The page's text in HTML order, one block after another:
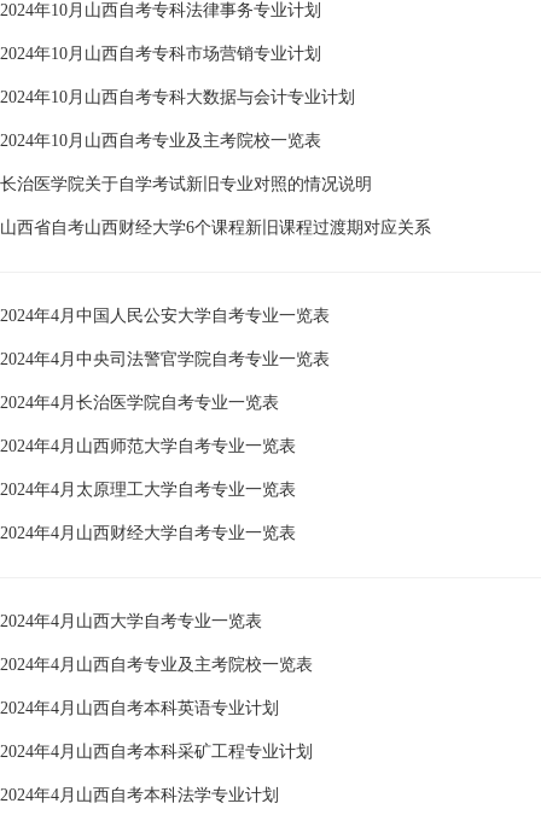
2024年10月山西自考专科法律事务专业计划
2024年10月山西自考专科市场营销专业计划
2024年10月山西自考专科大数据与会计专业计划
2024年10月山西自考专业及主考院校一览表
长治医学院关于自学考试新旧专业对照的情况说明
山西省自考山西财经大学6个课程新旧课程过渡期对应关系
2024年4月中国人民公安大学自考专业一览表
2024年4月中央司法警官学院自考专业一览表
2024年4月长治医学院自考专业一览表
2024年4月山西师范大学自考专业一览表
2024年4月太原理工大学自考专业一览表
2024年4月山西财经大学自考专业一览表
2024年4月山西大学自考专业一览表
2024年4月山西自考专业及主考院校一览表
2024年4月山西自考本科英语专业计划
2024年4月山西自考本科采矿工程专业计划
2024年4月山西自考本科法学专业计划